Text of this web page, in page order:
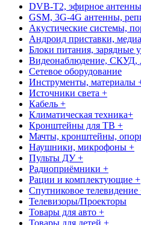
DVB-T2, эфирное
GSM, 3G-4G антенны,
Акустические системы,
Андроид приставки,
Блоки питания, зарядные
Видеонаблюдение, СКУД,
Сетевое оборудование
Инструменты, материалы
Источники света +
Кабель +
Климатическая техника+
Кронштейны для ТВ +
Мачты, кронштейны,
Наушники, микрофоны +
Пульты ДУ +
Радиоприёмники +
Рации и комплектующие +
Спутниковое телевидение
Телевизоры/Проекторы
Товары для авто +
Товары для детей +